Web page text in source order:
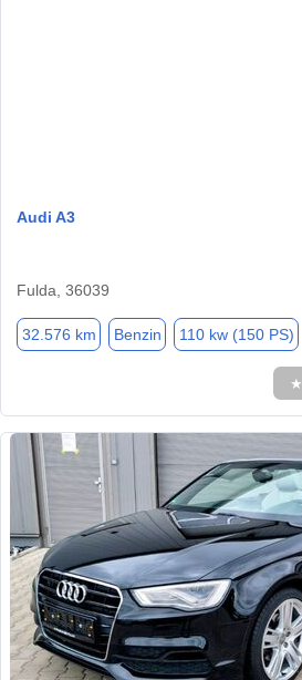
Audi A3
Fulda, 36039
32.576 km Benzin 110 kw (150 PS)
★